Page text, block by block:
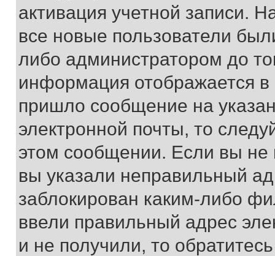
активация учетной записи.
все новые пользователи
либо администратором до
информация отображается
пришло сообщение на
электронной почты, то
этом сообщении. Если вы
вы указали неправильный
заблокирован каким-либо
ввели правильный адрес
и не получили, то